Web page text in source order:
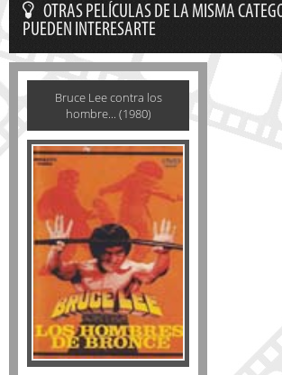
OTRAS PELÍCULAS DE LA MISMA
PUEDEN INTERESARTE
Bruce Lee contra los
hombre... (1980)